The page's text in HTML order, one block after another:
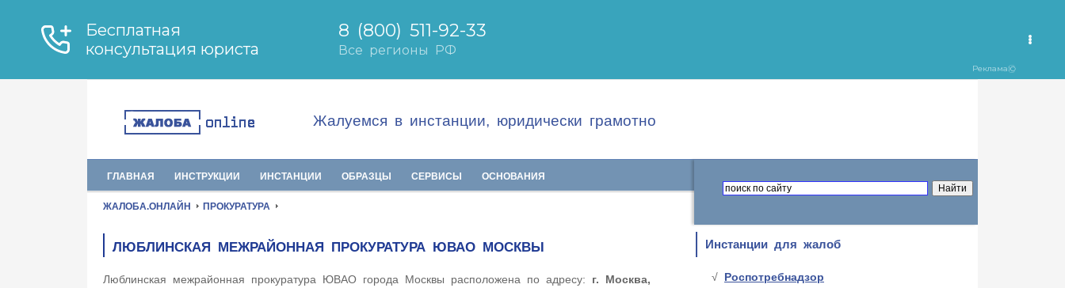
Жалуемся в инстанции, юридически грамотно
ГЛАВНАЯ ИНСТРУКЦИИ ИНСТАНЦИИ ОБРАЗЦЫ СЕРВИСЫ ОСНОВАНИЯ
ЖАЛОБА.ОНЛАЙН ПРОКУРАТУРА
ЛЮБЛИНСКАЯ МЕЖРАЙОННАЯ ПРОКУРАТУРА ЮВАО МОСКВЫ
Люблинская межрайонная прокуратура ЮВАО города Москвы расположена по адресу: г. Москва,
Инстанции для жалоб
Роспотребнадзор